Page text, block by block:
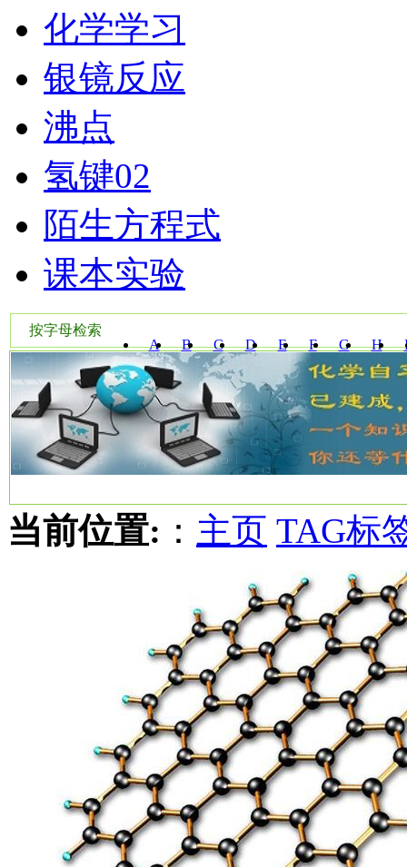
化学学习
银镜反应
沸点
氢键02
陌生方程式
课本实验
按字母检索
A
B C D E F G H
W Y
当前位置: ： 主页 TAG标